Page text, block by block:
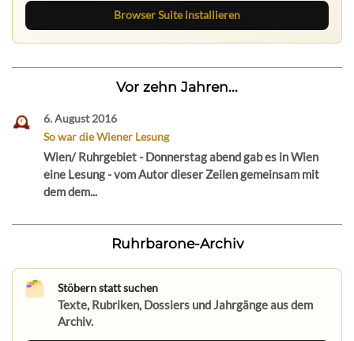
Browser Suite installieren
Vor zehn Jahren...
6. August 2016
So war die Wiener Lesung
Wien/ Ruhrgebiet - Donnerstag abend gab es in Wien
eine Lesung - vom Autor dieser Zeilen gemeinsam mit
dem dem...
Ruhrbarone-Archiv
Stöbern statt suchen
Texte, Rubriken, Dossiers und Jahrgänge aus dem
Archiv.